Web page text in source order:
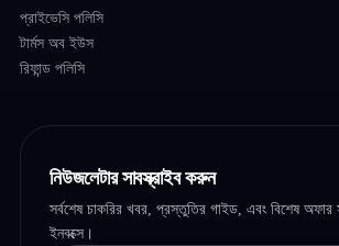
প্রাইভেসি পলিসি
টার্মস অব ইউস
রিফান্ড পলিসি
নিউজলেটার সাবস্ক্রাইব করুন
সর্বশেষ চাকরির খবর, প্রস্তুতির গাইড, এবং বিশেষ অফার
ইনবক্সে।